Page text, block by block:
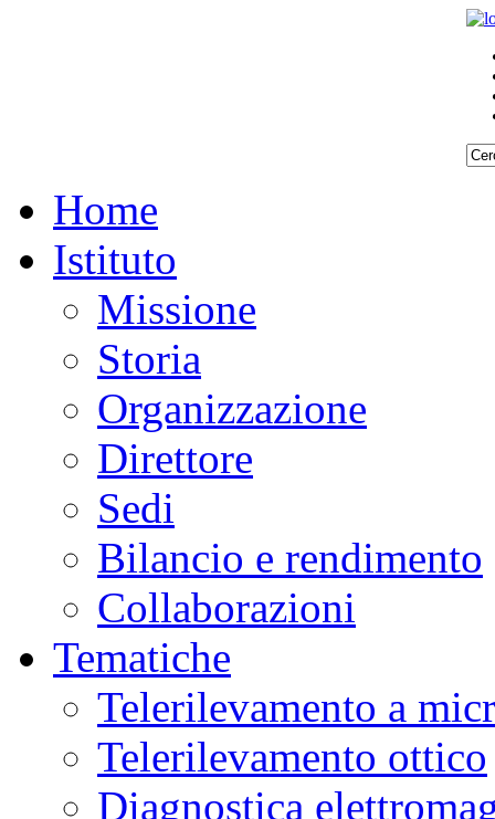
Home
Istituto
Missione
Storia
Organizzazione
Direttore
Sedi
Bilancio e rendimento
Collaborazioni
Tematiche
Telerilevamento a
Telerilevamento ottico
Diagnostica